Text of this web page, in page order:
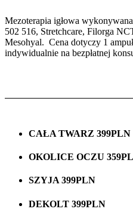
Mezoterapia igłowa
502 516, Stretchcare, Filorga
Mesohyal. Cena dotyczy 1
indywidualnie na bezpłatnej
CAŁA TWARZ 399PLN
OKOLICE OCZU
SZYJA 399PLN
DEKOLT 399PLN